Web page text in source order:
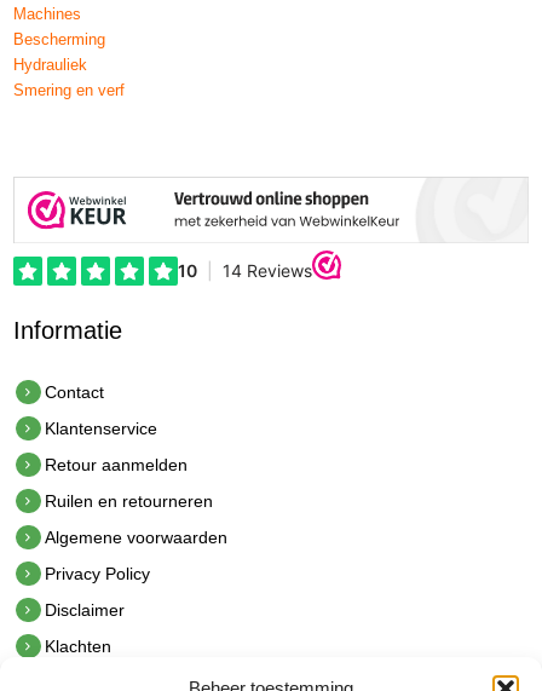
Machines
Bescherming
Hydrauliek
Smering en verf
Informatie
Contact
Klantenservice
Retour aanmelden
Ruilen en retourneren
Algemene voorwaarden
Privacy Policy
Disclaimer
Klachten